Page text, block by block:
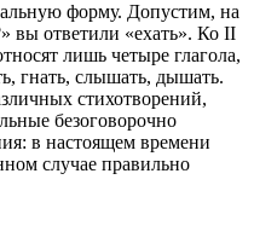
форму. Допустим, на
вы ответили «ехать». Ко II
лишь четыре глагола,
гнать, слышать, дышать.
стихотворений,
безоговорочно
в настоящем времени
случае правильно